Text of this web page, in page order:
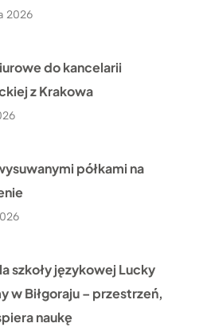
2026
do kancelarii
z Krakowa
półkami na
szkoły językowej Lucky
w Biłgoraju – przestrzeń,
naukę